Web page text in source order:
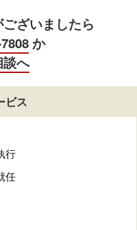
ざいましたら
か
へ
ビス
行
任